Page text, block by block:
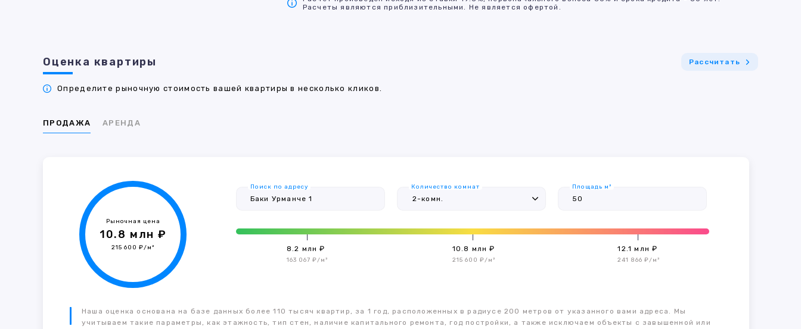
Расчеты являются приблизительными. Не является офертой.
Оценка квартиры Рассчитать
Определите рыночную стоимость вашей квартиры в несколько кликов.
ПРОДАЖА АРЕНДА
Рыночная цена
10.8 млн ₽
215 600 ₽/м²
Поиск по адресу Количество комнат Площадь м²
8.2 млн ₽
163 067 ₽/м²
10.8 млн ₽
215 600 ₽/м²
12.1 млн ₽
241 866 ₽/м²
Наша оценка основана на базе данных более 110 тысяч квартир, за 1 год, расположенных в радиусе 200 метров от указанного вами адреса. Мы
учитываем такие параметры, как этажность, тип стен, наличие капитального ремонта, год постройки, а также исключаем объекты с завышенной или